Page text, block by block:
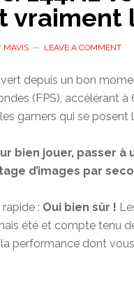
vraiment
MAVIS LEAVE A COMMENT
depuis un bon
(FPS), accélérant
gamers qui se posent
bien jouer, passer
d’images par
: Oui bien sûr !
été et compte tenu
performance dont